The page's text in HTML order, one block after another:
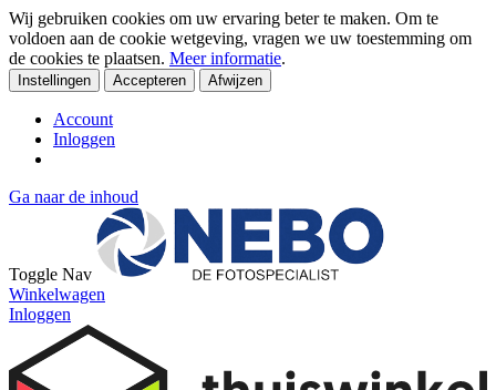
Wij gebruiken cookies om uw ervaring beter te maken. Om te
voldoen aan de cookie wetgeving, vragen we uw toestemming om
de cookies te plaatsen. Meer informatie.
Instellingen Accepteren Afwijzen
Account
Inloggen
Ga naar de inhoud
Toggle Nav
Winkelwagen
Inloggen